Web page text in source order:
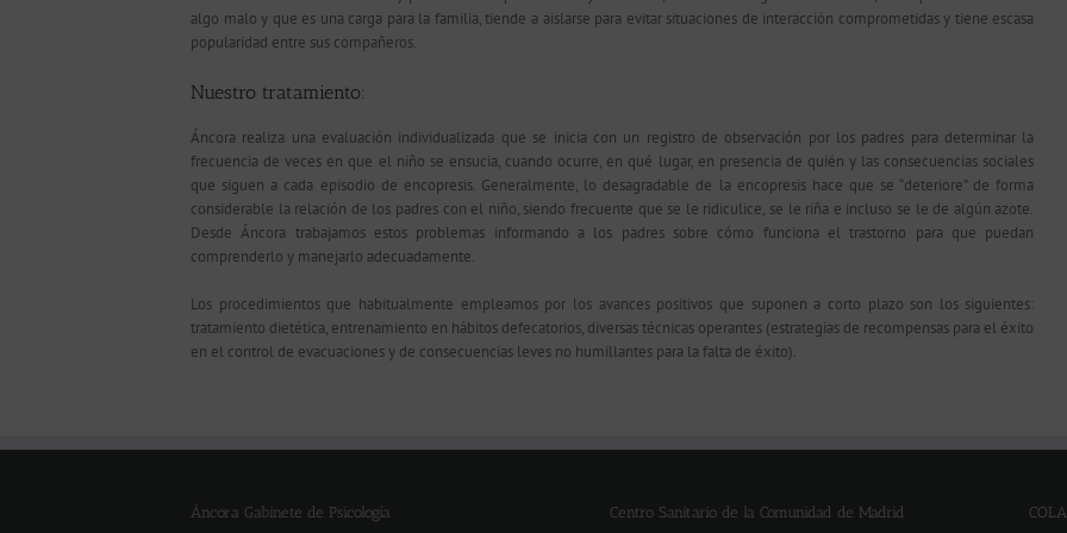
algo malo y que es una carga para la familia, tiende a aislarse para evitar situaciones de interacción comprometidas y tiene escasa
popularidad entre sus compañeros.
Nuestro tratamiento:
Áncora realiza una evaluación individualizada que se inicia con un registro de observación por los padres para determinar la
frecuencia de veces en que el niño se ensucia, cuando ocurre, en qué lugar, en presencia de quién y las consecuencias sociales
que siguen a cada episodio de encopresis. Generalmente, lo desagradable de la encopresis hace que se “deteriore” de forma
considerable la relación de los padres con el niño, siendo frecuente que se le ridiculice, se le riña e incluso se le de algún azote.
Desde Áncora trabajamos estos problemas informando a los padres sobre cómo funciona el trastorno para que puedan
comprenderlo y manejarlo adecuadamente.
Los procedimientos que habitualmente empleamos por los avances positivos que suponen a corto plazo son los siguientes:
tratamiento dietética, entrenamiento en hábitos defecatorios, diversas técnicas operantes (estrategias de recompensas para el éxito
en el control de evacuaciones y de consecuencias leves no humillantes para la falta de éxito).
Áncora Gabinete de Psicología Centro Sanitario de la Comunidad de Madrid